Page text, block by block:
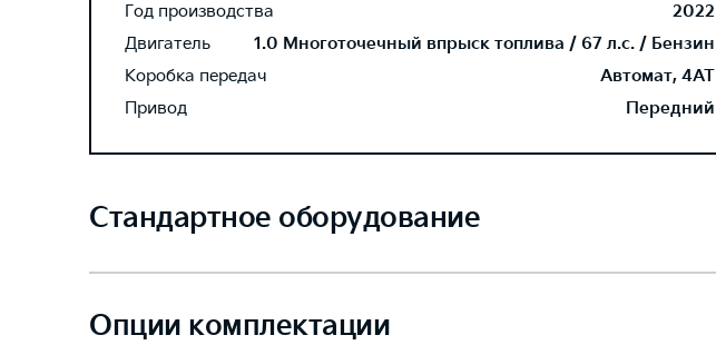
Год производства
2022
Двигатель
1.0 Многоточечный впрыск топлива / 67 л.с. / Бензин
Коробка передач
Автомат, 4AT
Привод
Передний
Стандартное оборудование
Опции комплектации